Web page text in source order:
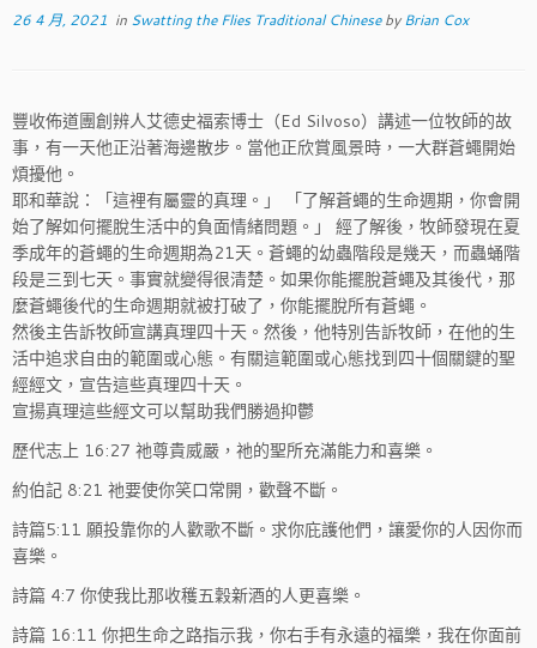
26 4 月, 2021 in Swatting the Flies Traditional ChinesebyBrian Cox
豐收佈道團創辨人艾德史福索博士（Ed Silvoso）講述一位牧師的故
事，有一天他正沿著海邊散步。當他正欣賞風景時，一大群蒼蠅開始
煩擾他。
耶和華說：「這裡有屬靈的真理。」 「了解蒼蠅的生命週期，你會開
始了解如何擺脫生活中的負面情緒問題。」 經了解後，牧師發現在夏
季成年的蒼蠅的生命週期為21天。蒼蠅的幼蟲階段是幾天，而蟲蛹階
段是三到七天。事實就變得很清楚。如果你能擺脫蒼蠅及其後代，那
麼蒼蠅後代的生命週期就被打破了，你能擺脫所有蒼蠅。
然後主告訴牧師宣講真理四十天。然後，他特別告訴牧師，在他的生
活中追求自由的範圍或心態。有關這範圍或心態找到四十個關鍵的聖
經經文，宣告這些真理四十天。
宣揚真理這些經文可以幫助我們勝過抑鬱
歷代志上 16:27 祂尊貴威嚴，祂的聖所充滿能力和喜樂。
約伯記 8:21 祂要使你笑口常開，歡聲不斷。
詩篇5:11 願投靠你的人歡歌不斷。求你庇護他們，讓愛你的人因你而
喜樂。
詩篇 4:7 你使我比那收穫五穀新酒的人更喜樂。
詩篇 16:11 你把生命之路指示我，你右手有永遠的福樂，我在你面前